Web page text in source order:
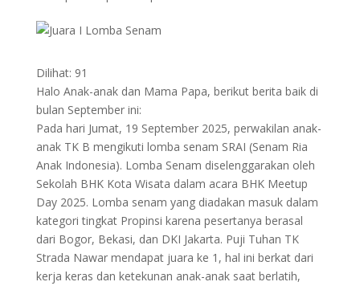
Dilihat: 91
Halo Anak-anak dan Mama Papa, berikut berita baik di
bulan September ini:
Pada hari Jumat, 19 September 2025, perwakilan anak-
anak TK B mengikuti lomba senam SRAI (Senam Ria
Anak Indonesia). Lomba Senam diselenggarakan oleh
Sekolah BHK Kota Wisata dalam acara BHK Meetup
Day 2025. Lomba senam yang diadakan masuk dalam
kategori tingkat Propinsi karena pesertanya berasal
dari Bogor, Bekasi, dan DKI Jakarta. Puji Tuhan TK
Strada Nawar mendapat juara ke 1, hal ini berkat dari
kerja keras dan ketekunan anak-anak saat berlatih,